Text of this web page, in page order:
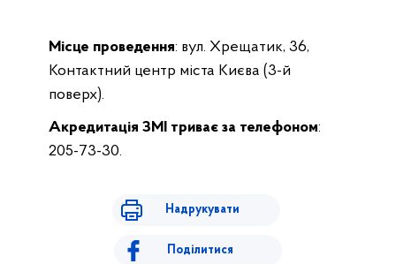
Місце проведення: вул. Хрещатик, 36,
Контактний центр міста Києва (3-й
поверх).
Акредитація ЗМІ триває за телефоном:
205-73-30.
Надрукувати
Поділитися